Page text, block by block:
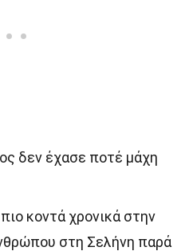
δεν έχασε ποτέ μάχη
κοντά χρονικά στην
στη Σελήνη παρά